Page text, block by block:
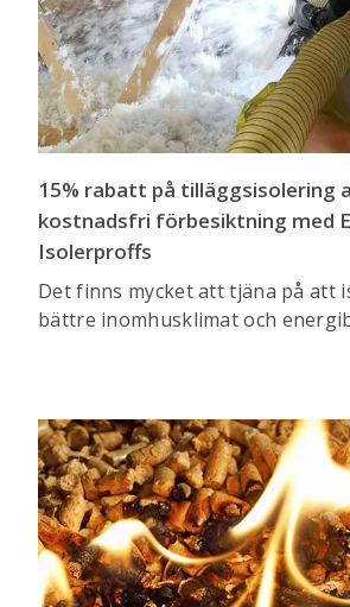
15% rabatt på tilläggsisolering
kostnadsfri förbesiktning med
Isolerproffs
Det finns mycket att tjäna på att
bättre inomhusklimat och